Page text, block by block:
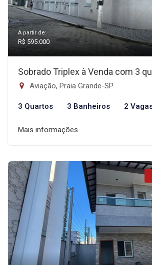
A partir de:
R$ 595.000
Sobrado Triplex à Venda com 3
Aviação, Praia Grande-SP
3 Quartos 3 Banheiros 2
Mais informações